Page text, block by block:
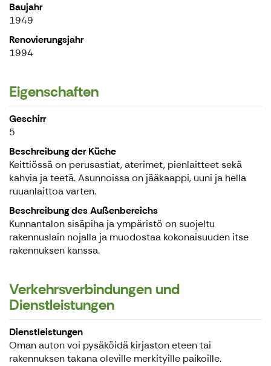
Baujahr
1949
Renovierungsjahr
1994
Eigenschaften
Geschirr
5
Beschreibung der Küche
Keittiössä on perusastiat, aterimet, pienlaitteet sekä
kahvia ja teetä. Asunnoissa on jääkaappi, uuni ja hella
ruuanlaittoa varten.
Beschreibung des Außenbereichs
Kunnantalon sisäpiha ja ympäristö on suojeltu
rakennuslain nojalla ja muodostaa kokonaisuuden itse
rakennuksen kanssa.
Verkehrsverbindungen und
Dienstleistungen
Dienstleistungen
Oman auton voi pysäköidä kirjaston eteen tai
rakennuksen takana oleville merkityille paikoille.